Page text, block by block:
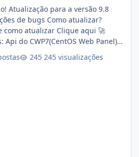
9.8
Como atualizar?
atualizar Clique aqui 🚀
para consulta de sub.dominio
a usasr o isistem:
245 visualizações